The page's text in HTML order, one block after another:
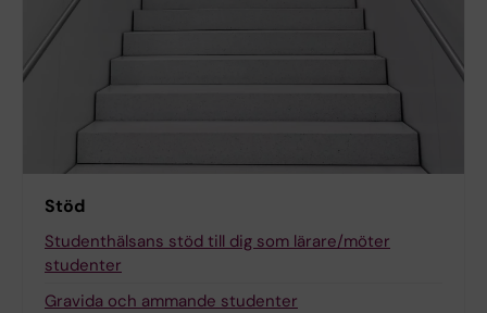
Stöd
Studenthälsans stöd till dig som lärare/möter
studenter
Gravida och ammande studenter